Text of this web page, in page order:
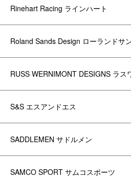
Rinehart Racing ラインハート
Roland Sands Design ローランドサ
RUSS WERNIMONT DESIGNS ラス
S&S エスアンドエス
SADDLEMEN サドルメン
SAMCO SPORT サムコスポーツ